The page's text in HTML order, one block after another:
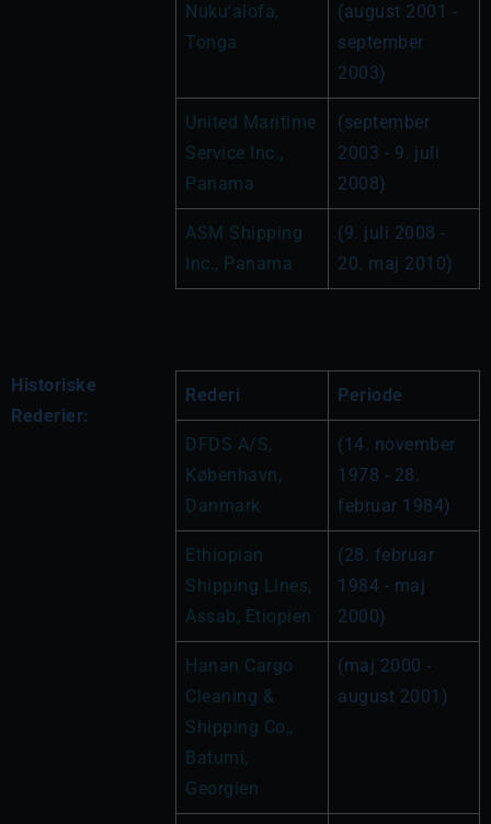
Nuku'alofa,
Tonga
(august 2001 -
september
2003)
United Maritime
Service Inc.,
Panama
(september
2003 - 9. juli
2008)
ASM Shipping
Inc., Panama
(9. juli 2008 -
20. maj 2010)
Historiske
Rederier:
Rederi Periode
DFDS A/S,
København,
Danmark
(14. november
1978 - 28.
februar 1984)
Ethiopian
Shipping Lines,
Assab, Etiopien
(28. februar
1984 - maj
2000)
Hanan Cargo
Cleaning &
Shipping Co,,
Batumi,
Georgien
(maj 2000 -
august 2001)